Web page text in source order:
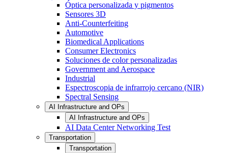
Óptica personalizada y pigmentos
Sensores 3D
Anti-Counterfeiting
Automotive
Biomedical Applications
Consumer Electronics
Soluciones de color personalizadas
Government and Aerospace
Industrial
Espectroscopia de infrarrojo cercano (NIR)
Spectral Sensing
AI Infrastructure and OPs
AI Infrastructure and OPs
AI Data Center Networking Test
Transportation
Transportation